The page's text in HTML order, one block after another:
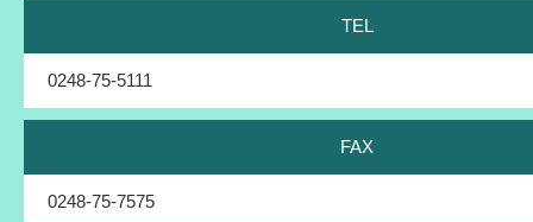
TEL
0248-75-5111
FAX
0248-75-7575